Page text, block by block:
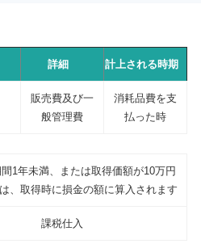
詳細 計上される時期
販売費及び一
般管理費
消耗品費を支
払った時
1年未満、または取得価額が10万円
、取得時に損金の額に算入されます
課税仕入